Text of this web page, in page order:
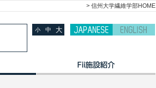
> 信州大学繊維学部HOME
小 中 大